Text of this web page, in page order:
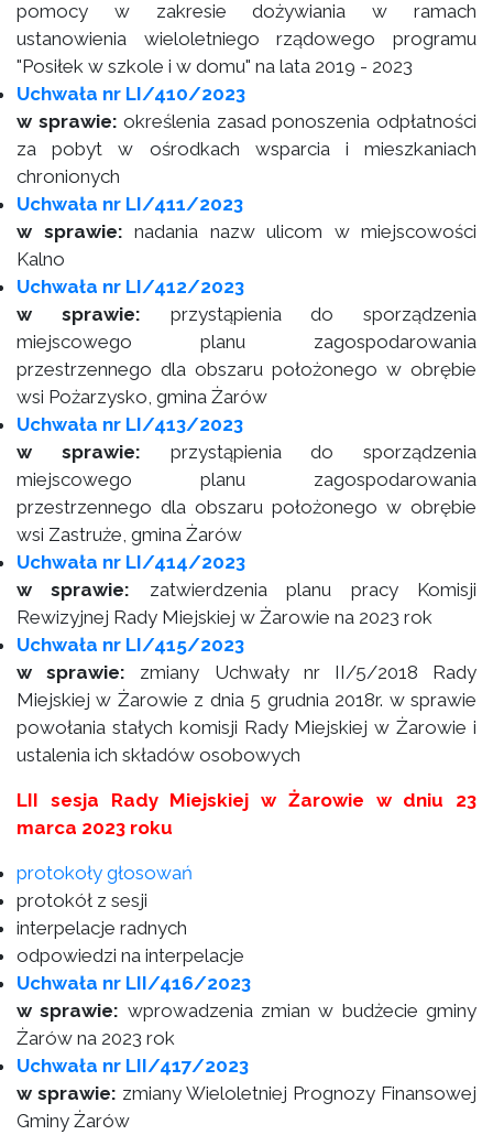
pomocy w zakresie dożywiania w ramach
ustanowienia wieloletniego rządowego programu
"Posiłek w szkole i w domu" na lata 2019 - 2023
Uchwała nr LI/410/2023
w sprawie: określenia zasad ponoszenia odpłatności
za pobyt w ośrodkach wsparcia i mieszkaniach
chronionych
Uchwała nr LI/411/2023
w sprawie: nadania nazw ulicom w miejscowości
Kalno
Uchwała nr LI/412/2023
w sprawie: przystąpienia do sporządzenia
miejscowego planu zagospodarowania
przestrzennego dla obszaru położonego w obrębie
wsi Pożarzysko, gmina Żarów
Uchwała nr LI/413/2023
w sprawie: przystąpienia do sporządzenia
miejscowego planu zagospodarowania
przestrzennego dla obszaru położonego w obrębie
wsi Zastruże, gmina Żarów
Uchwała nr LI/414/2023
w sprawie: zatwierdzenia planu pracy Komisji
Rewizyjnej Rady Miejskiej w Żarowie na 2023 rok
Uchwała nr LI/415/2023
w sprawie: zmiany Uchwały nr II/5/2018 Rady
Miejskiej w Żarowie z dnia 5 grudnia 2018r. w sprawie
powołania stałych komisji Rady Miejskiej w Żarowie i
ustalenia ich składów osobowych
LII sesja Rady Miejskiej w Żarowie w dniu 23
marca 2023 roku
protokoły głosowań
protokół z sesji
interpelacje radnych
odpowiedzi na interpelacje
Uchwała nr LII/416/2023
w sprawie: wprowadzenia zmian w budżecie gminy
Żarów na 2023 rok
Uchwała nr LII/417/2023
w sprawie: zmiany Wieloletniej Prognozy Finansowej
Gminy Żarów